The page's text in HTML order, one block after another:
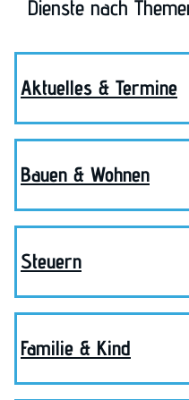
Dienste nach
Aktuelles & Termine
Bauen & Wohnen
Steuern
Familie & Kind